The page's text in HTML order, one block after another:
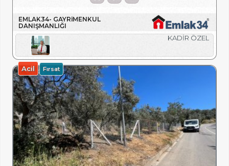
EMLAK34- GAYRIMENKUL
DANIŞMANLIĞI
KADİR ÖZEL
Acil Fırsat